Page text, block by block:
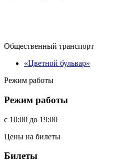
Общественный транспорт
«Цветной бульвар»
Режим работы
Режим работы
c 10:00 до 19:00
Цены на билеты
Билеты